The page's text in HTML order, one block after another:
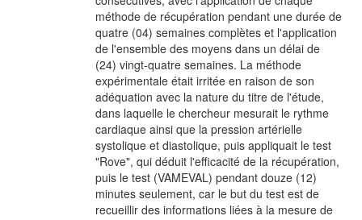
méthode de récupération pendant une durée de
quatre (04) semaines complètes et l'application
de l'ensemble des moyens dans un délai de
(24) vingt-quatre semaines. La méthode
expérimentale était irritée en raison de son
adéquation avec la nature du titre de l'étude,
dans laquelle le chercheur mesurait le rythme
cardiaque ainsi que la pression artérielle
systolique et diastolique, puis appliquait le test
"Rove", qui déduit l'efficacité de la récupération,
puis le test (VAMEVAL) pendant douze (12)
minutes seulement, car le but du test est de
recueillir des informations liées à la mesure de